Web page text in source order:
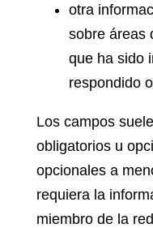
otra
sobre áreas
que ha sido
respondido
Los campos
obligatorios u
opcionales a
requiera la
miembro de la